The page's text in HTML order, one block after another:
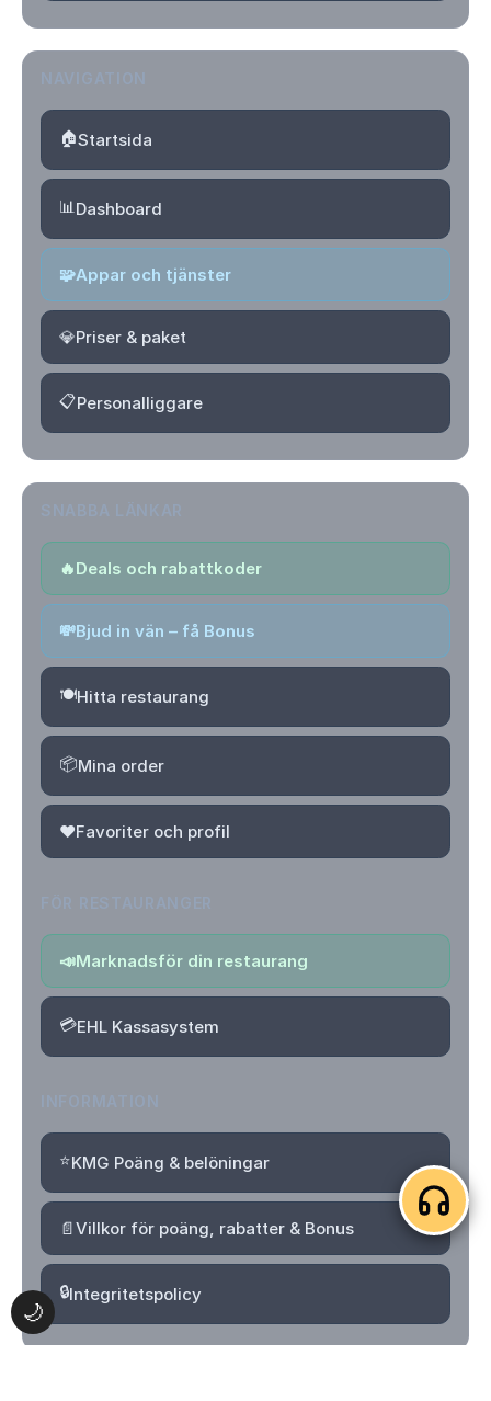
🌙
🏠Startsida
📊Dashboard
🧩Appar och tjänster
💎Priser & paket
📋Personalliggare
🔥Deals och rabattkoder
💸Bjud in vän – få Bonus
🍽️Hitta restaurang
📦Mina order
❤️Favoriter och profil
📣Marknadsför din restaurang
💳EHL Kassasystem
⭐KMG Poäng & belöningar
📄Villkor för poäng, rabatter & Bonus
🔒Integritetspolicy